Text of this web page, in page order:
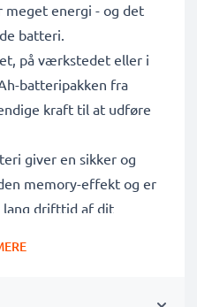
energi - og det
batteri.
på værkstedet eller i
batteripakken fra
kraft til at udføre
giver en sikker og
memory-effekt og er
drifttid af dit